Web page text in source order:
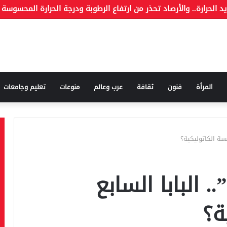
وما هو الكذب
المرأة فنون ثقافة عرب وعالم منوعات تعليم وجامعات
الكاثوليكية؟
السابع